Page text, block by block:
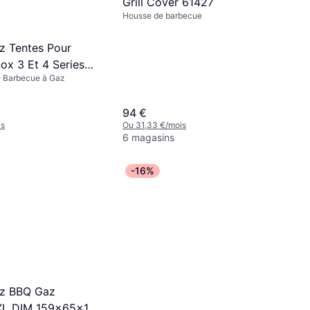
Tentes Pour
3 Et 4 Series
à Gaz
Housse de barbecue
94 €
Ou 31,33 €/mois
6 magasins
BBQ Gaz
-16%